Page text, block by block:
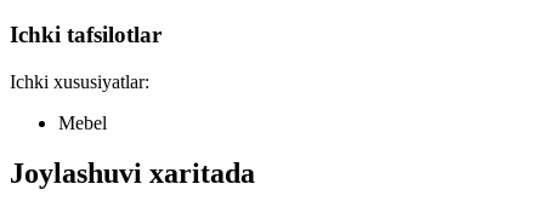
Ichki tafsilotlar
Ichki xususiyatlar:
Mebel
Joylashuvi xaritada